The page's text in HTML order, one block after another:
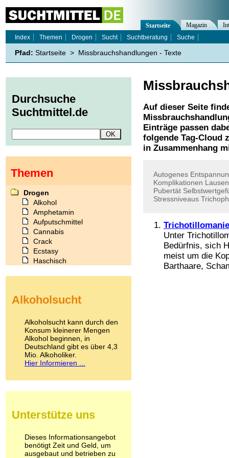
Auf dieser Seite
Einträge passen
folgende Tag-Cloud
in Zusammenhang
Autogenes
Komplikationen Lausen
Pubertät
Stressniveaus
Trichotillomanie
Unter
Bedürfnis, sich
meist um die
Barthaare,
Startseite Magazin
Index
Themen Drogen Sucht Suchtberatung Suche
Pfad: Startseite > Missbrauchshandlungen - Texte
Durchsuche
Suchtmittel.de
Themen
Drogen
Alkohol
Amphetamin
Aufputschmittel
Cannabis
Crack
Ecstasy
Haschisch
Kokain
LSD
Marihuana
Medikamente
Meskalin
Metamphetamin
Methadon
Pilze
Psychopharmaka
Schlafmittel
Schmerzmittel
Alkoholsucht
Alkoholsucht kann durch den
Konsum kleinerer Mengen
Alkohol beginnen, in
Deutschland gibt es über 4,3
Mio. Alkoholiker.
Hier Informieren ...
Unterstütze uns
Dieses Informationsangebot
benötigt Zeit und Geld, um
ausgebaut und betrieben zu